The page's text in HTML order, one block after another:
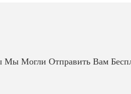
Мы Могли Отправить Вам